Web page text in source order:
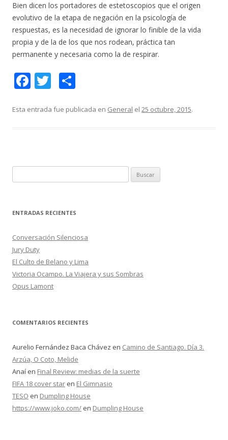
Bien dicen los portadores de estetoscopios que el origen
evolutivo de la etapa de negación en la psicología de
respuestas, es la necesidad de ignorar lo finible de la vida
propia y de la de los que nos rodean, práctica tan
permanente y necesaria como la de respirar.
F
e
o
k
T
itt m
ti
r
Esta entrada fue publicada en General el 25 octubre, 2015.
u
c
r
:
ENTRADAS RECIENTES
Conversación Silenciosa
Jury Duty
El Culto de Belano y Lima
Victoria Ocampo. La Viajera y sus Sombras
Opus Lamont
COMENTARIOS RECIENTES
Aurelio Fernández Baca Chávez en Camino de Santiago. Día 3.
Arzúa, O Coto, Melide
Anaí en Final Review: medias de la suerte
FIFA 18 cover star en El Gimnasio
TESO en Dumpling House
https://www.joko.com/ en Dumpling House